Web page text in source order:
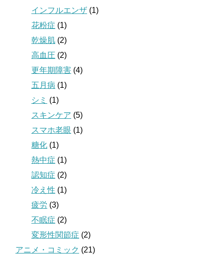
インフルエンザ (1)
花粉症 (1)
乾燥肌 (2)
高血圧 (2)
更年期障害 (4)
五月病 (1)
シミ (1)
スキンケア (5)
スマホ老眼 (1)
糖化 (1)
熱中症 (1)
認知症 (2)
冷え性 (1)
疲労 (3)
不眠症 (2)
変形性関節症 (2)
アニメ・コミック (21)